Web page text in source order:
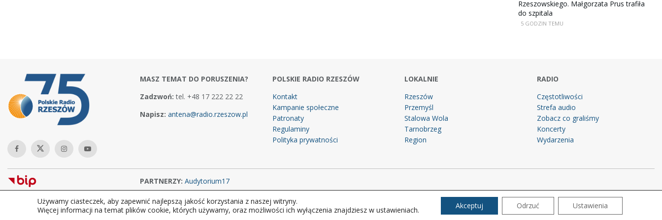
Rzeszowskiego. Małgorzata Prus trafiła
do szpitala
5 GODZIN TEMU
MASZ TEMAT DO PORUSZENIA?
Zadzwoń: tel. +48 17 222 22 22
Napisz: antena@radio.rzeszow.pl
POLSKIE RADIO RZESZÓW
Kontakt
Kampanie społeczne
Patronaty
Regulaminy
Polityka prywatności
LOKALNIE
Rzeszów
Przemyśl
Stalowa Wola
Tarnobrzeg
Region
RADIO
Częstotliwości
Strefa audio
Zobacz co graliśmy
Koncerty
Wydarzenia
PARTNERZY: Audytorium17
Copyright © 2026Polskie Radio Rzeszów S.A. w likwidacj. Wszelkie prawa zastrzeżone.
Używamy ciasteczek, aby zapewnić najlepszą jakość korzystania z naszej witryny.
Więcej informacji na temat plików cookie, których używamy, oraz możliwości ich wyłączenia znajdziesz w ustawieniach.
Akceptuj Odrzuć Ustawienia